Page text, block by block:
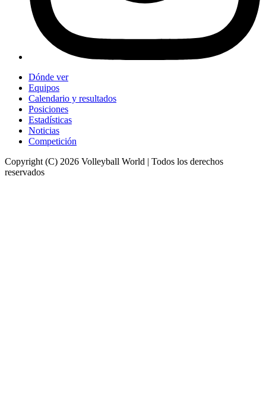
Dónde ver
Equipos
Calendario y resultados
Posiciones
Estadísticas
Noticias
Competición
Copyright (C) 2026 Volleyball World | Todos los derechos
reservados